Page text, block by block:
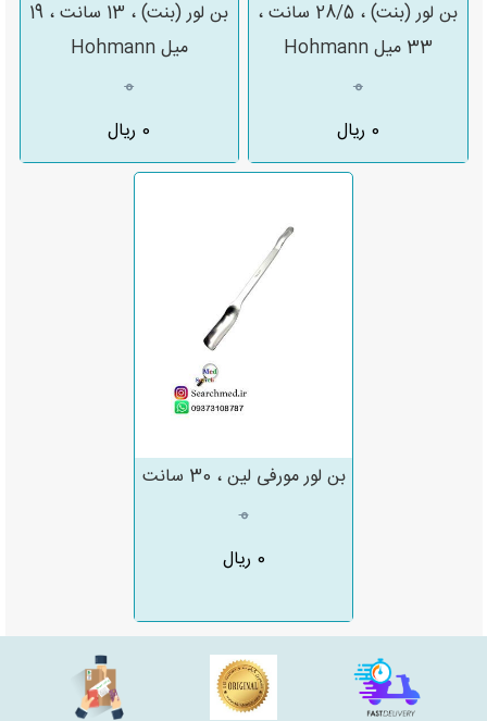
بن لور (بنت) ، 28/5 سانت ،
33 میل Hohmann
0
0 ریال
بن لور (بنت) ، 13 سانت ، 19
میل Hohmann
0
0 ریال
بن لور مورفی لین ، 30 سانت
0
0 ریال